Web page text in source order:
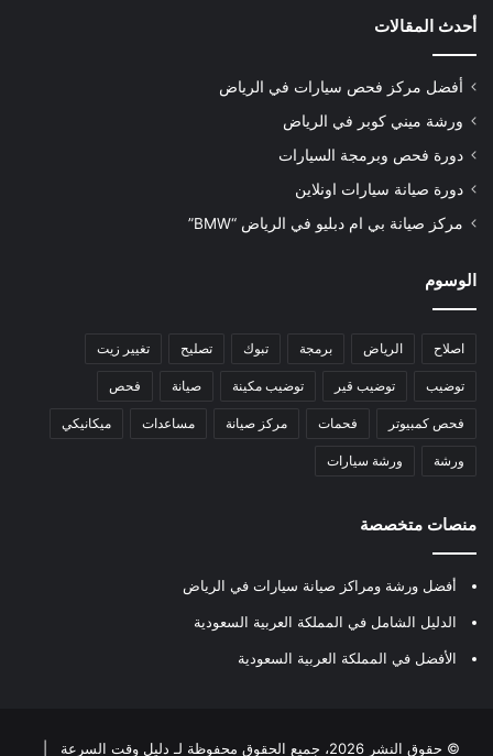
أحدث المقالات
أفضل مركز فحص سيارات في الرياض
ورشة ميني كوبر في الرياض
دورة فحص وبرمجة السيارات
دورة صيانة سيارات اونلاين
مركز صيانة بي ام دبليو في الرياض “BMW”
الوسوم
اصلاح الرياض برمجة تبوك تصليح تغيير زيت
توضيب توضيب قير توضيب مكينة صيانة فحص
فحص كمبيوتر فحمات مركز صيانة مساعدات ميكانيكي
ورشة ورشة سيارات
منصات متخصصة
أفضل ورشة ومراكز صيانة سيارات في الرياض
الدليل الشامل في المملكة العربية السعودية
الأفضل في المملكة العربية السعودية
© حقوق النشر 2026، جميع الحقوق محفوظة لـ دليل وقت السرعة